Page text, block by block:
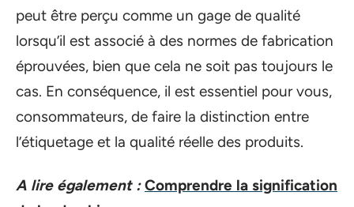
peut être perçu comme un gage de qualité
lorsqu’il est associé à des normes de fabrication
éprouvées, bien que cela ne soit pas toujours le
cas. En conséquence, il est essentiel pour vous,
consommateurs, de faire la distinction entre
l’étiquetage et la qualité réelle des produits.
A lire également : Comprendre la signification